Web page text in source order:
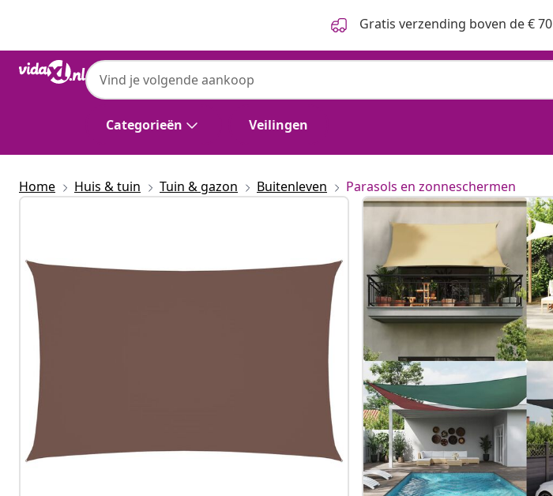
Gratis verzending boven de € 70
Categorieën Veilingen
Home Huis & tuin Tuin & gazon Buitenleven Parasols en zonneschermen